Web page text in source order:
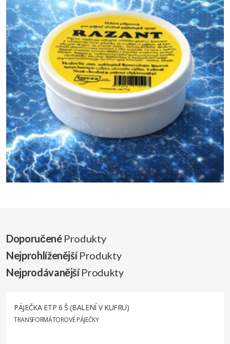
DoporučenéProdukty
NejprohlíženějšíProdukty
NejprodávanějšíProdukty
PÁJEČKA ETP 6 Š (BALENÍ V KUFRU)
TRANSFORMÁTOROVÉ PÁJEČKY